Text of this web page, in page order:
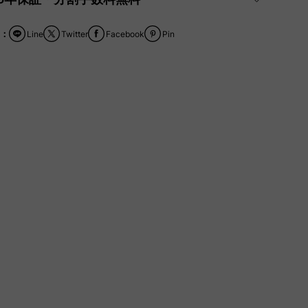
Facebook
Twitter Pin
Line